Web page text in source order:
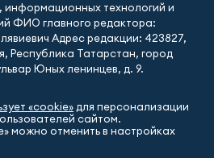
информационных технологий и
ФИО главного редактора:
Адрес редакции: 423827,
Республика Татарстан, город
Юных ленинцев, д. 9.
«cookie»для персонализации
сайтом.
можно отменить в настройках